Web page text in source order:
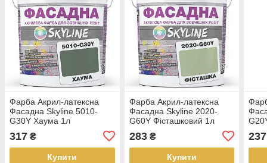
Фарба Акрил-латексна
Фасадна Skyline 5010-
G30Y Хаума 1л
317 ₴
Купити
Фарба Акрил-латексна
Фасадна Skyline 2020-
G60Y Фісташковий 1л
283₴
Купити
237